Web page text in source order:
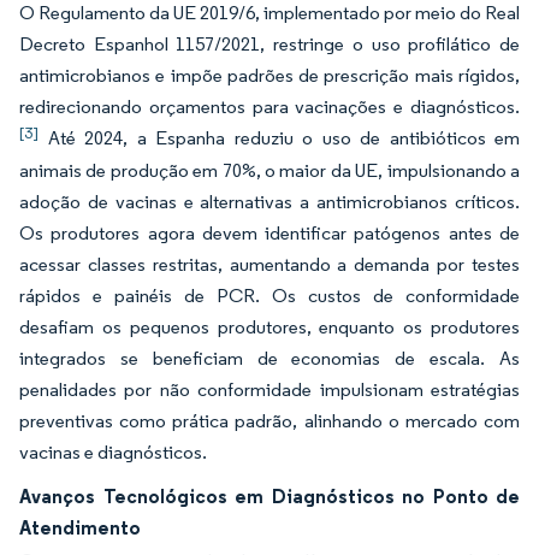
O Regulamento da UE 2019/6, implementado por meio do Real
Decreto Espanhol 1157/2021, restringe o uso profilático de
antimicrobianos e impõe padrões de prescrição mais rígidos,
redirecionando orçamentos para vacinações e diagnósticos.
[3] Até 2024, a Espanha reduziu o uso de antibióticos em
animais de produção em 70%, o maior da UE, impulsionando a
adoção de vacinas e alternativas a antimicrobianos críticos.
Os produtores agora devem identificar patógenos antes de
acessar classes restritas, aumentando a demanda por testes
rápidos e painéis de PCR. Os custos de conformidade
desafiam os pequenos produtores, enquanto os produtores
integrados se beneficiam de economias de escala. As
penalidades por não conformidade impulsionam estratégias
preventivas como prática padrão, alinhando o mercado com
vacinas e diagnósticos.
Avanços Tecnológicos em Diagnósticos no Ponto de
Atendimento